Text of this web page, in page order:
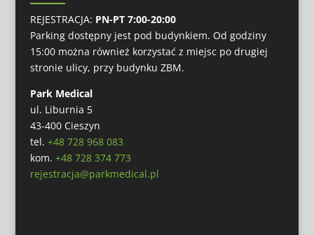
REJESTRACJA: PN-PT 7:00-20:00
Parking dostępny jest pod budynkiem. Od godziny
15:00 można również korzystać z miejsc po drugiej
stronie ulicy, przy budynku ZBM.
Park Medical
ul. Liburnia 5
43-400 Cieszyn
tel. +48 728 968 083
kom. +48 728 374 773
rejestracja@parkmedical.pl